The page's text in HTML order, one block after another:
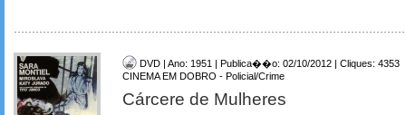
DVD | Ano: 1951 | Publica��o: 02/10/2012 | Cliques: 4353
CINEMA EM DOBRO - Policial/Crime
Cárcere de Mulheres